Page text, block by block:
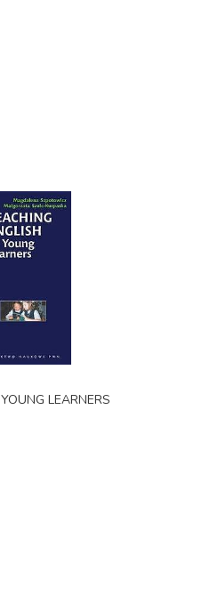
LEARNERS